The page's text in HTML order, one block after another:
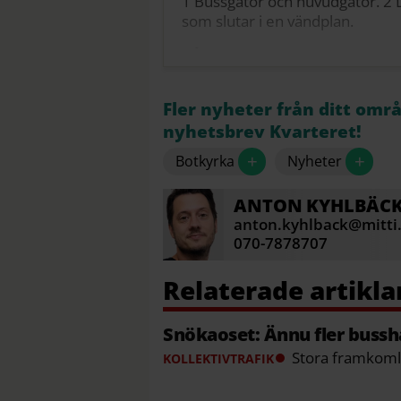
som slutar i en vändplan.
Gång- och cykelvägar har
vinterväghållning på
När ska det vara plogat?
”När det har snöat 5
Detta kan innebära att det
Entreprenören får inte vänta till
Antalet klagomål på
Källa: Botkyrka kommun
Fler nyheter från ditt
nyhetsbrev Kvarteret!
Botkyrka + Nyheter +
ANTON
070-7878707
Snökaoset: Ännu fler
KOLLEKTIVTRAFIK Stora